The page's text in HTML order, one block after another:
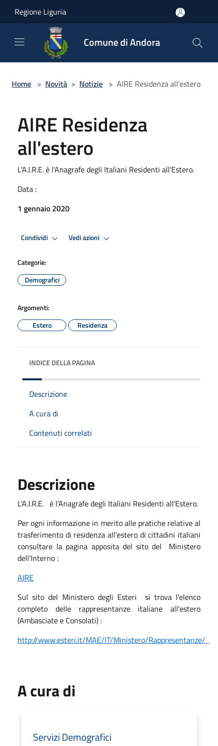
Regione Liguria
Comune di Andora
Home > Novità > Notizie > AIRE Residenza all'estero
AIRE Residenza
all'estero
L'A.I.R.E. è l'Anagrafe degli Italiani Residenti all'Estero.
Data :
1 gennaio 2020
Condividi Vedi azioni
Categorie:
Demografici
Argomenti:
Estero
Residenza
INDICE DELLA PAGINA
Descrizione
A cura di
Contenuti correlati
Descrizione
L'A.I.R.E. è l'Anagrafe degli Italiani Residenti all'Estero.
Per ogni informazione in merito alle pratiche relative al
trasferimento di residenza all'estero di cittadini italiani
consultare la pagina apposita del sito del Ministero
dell'Interno :
AIRE
Sul sito del Ministero degli Esteri si trova l'elenco
completo delle rappresentanze italiane all'estero
(Ambasciate e Consolati) :
http://www.esteri.it/MAE/IT/Ministero/Rappresentanze/
A cura di
Servizi Demografici